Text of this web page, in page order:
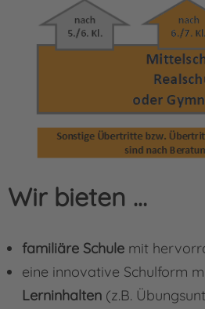
Wir bieten …
familiäre Schule mit
eine innovative Schulform
Lerninhalten (z.B.